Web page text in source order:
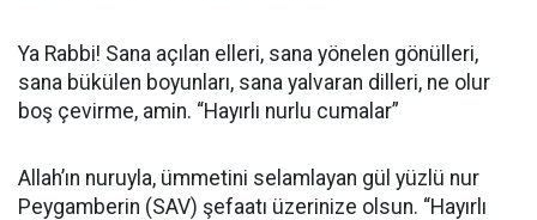
Ya Rabbi! Sana açılan elleri, sana yönelen gönülleri,
sana bükülen boyunları, sana yalvaran dilleri, ne olur
boş çevirme, amin. “Hayırlı nurlu cumalar”
Allah’ın nuruyla, ümmetini selamlayan gül yüzlü nur
Peygamberin (SAV) şefaatı üzerinize olsun. “Hayırlı